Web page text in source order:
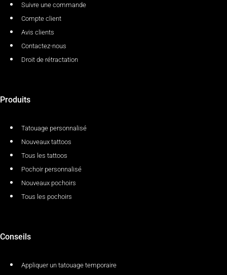
Suivre une commande
Compte client
Avis clients
Contactez-nous
Droit de rétractation
Produits
Tatouage personnalisé
Nouveaux tattoos
Tous les tattoos
Pochoir personnalisé
Nouveaux pochoirs
Tous les pochoirs
Conseils
Appliquer un tatouage temporaire